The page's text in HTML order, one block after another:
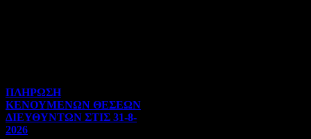
ΠΛΗΡΩΣΗ
ΚΕΝΟΥΜΕΝΩΝ ΘΕΣΕΩΝ
ΔΙΕΥΘΥΝΤΩΝ ΣΤΙΣ 31-8-
2026